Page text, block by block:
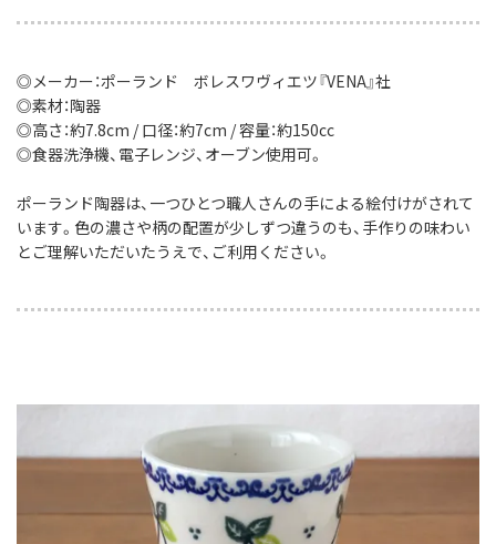
◎メーカー：ポーランド ボレスワヴィエツ『VENA』社
◎素材：陶器
◎高さ：約7.8cm / 口径：約7cm / 容量：約150cc
◎食器洗浄機、電子レンジ、オーブン使用可。
ポーランド陶器は、一つひとつ職人さんの手による絵付けがされて
います。色の濃さや柄の配置が少しずつ違うのも、手作りの味わい
とご理解いただいたうえで、ご利用ください。